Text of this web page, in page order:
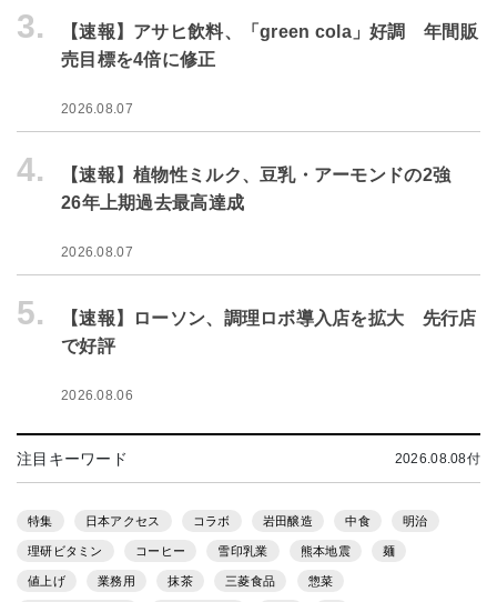
3.
【速報】アサヒ飲料、「green cola」好調 年間販
売目標を4倍に修正
2026.08.07
4.
【速報】植物性ミルク、豆乳・アーモンドの2強
26年上期過去最高達成
2026.08.07
5.
【速報】ローソン、調理ロボ導入店を拡大 先行店
で好評
2026.08.06
注目キーワード 2026.08.08付
特集 日本アクセス コラボ 岩田醸造 中食 明治
理研ビタミン コーヒー 雪印乳業 熊本地震 麺
値上げ 業務用 抹茶 三菱食品 惣菜